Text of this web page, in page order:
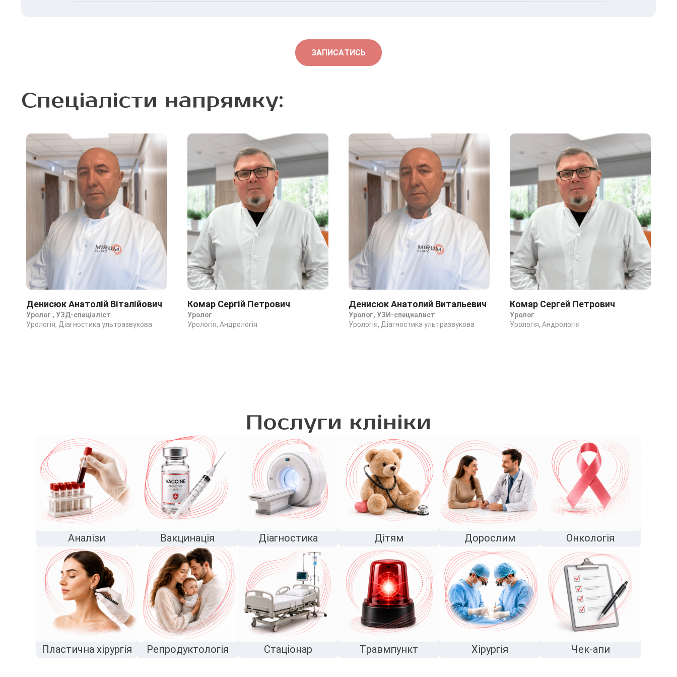
ЗАПИСАТИСЬ
Спеціалісти напрямку:
Денисюк Анатолій Віталійович
Уролог , УЗД-спеціаліст
Урологія, Діагностика ультразвукова
Комар Сергій Петрович
Уролог
Урологія, Андрологія
Денисюк Анатолий Витальевич
Уролог, УЗИ-специалист
Урологія, Діагностика ультразвукова
Комар Сергей Петрович
Уролог
Урологія, Андрологія
Послуги клініки
Аналізи Вакцинація Діагностика Дітям Дорослим Онкологія
Пластична хірургія Репродуктологія Стаціонар Травмпункт Хірургія Чек-апи